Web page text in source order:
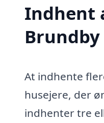
Indhent
Brundby
At indhente
husejere, der
indhenter tre